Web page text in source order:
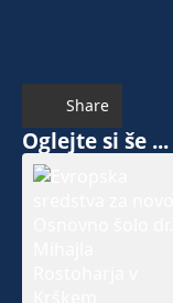
Share
Oglejte si še ...